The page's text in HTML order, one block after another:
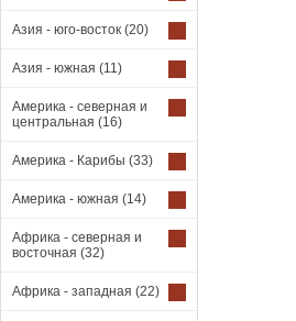
Азия - юго-восток (20)
Азия - южная (11)
Америка - северная и
центральная (16)
Америка - Карибы (33)
Америка - южная (14)
Африка - северная и
восточная (32)
Африка - западная (22)